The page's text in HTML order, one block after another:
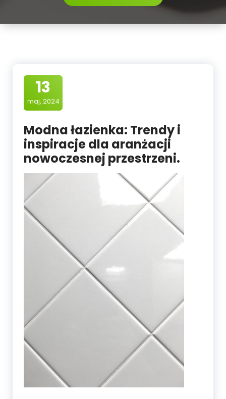
13
maj, 2024
Modna łazienka: Trendy i
inspiracje dla aranżacji
nowoczesnej przestrzeni.